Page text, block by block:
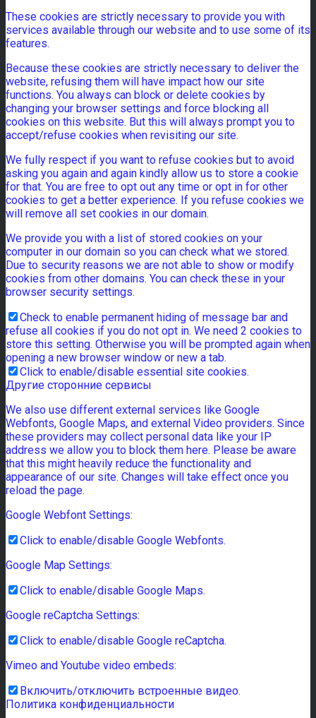
These cookies are strictly necessary to provide you with
services available through our website and to use some of its
features.
Because these cookies are strictly necessary to deliver the
website, refusing them will have impact how our site
functions. You always can block or delete cookies by
changing your browser settings and force blocking all
cookies on this website. But this will always prompt you to
accept/refuse cookies when revisiting our site.
We fully respect if you want to refuse cookies but to avoid
asking you again and again kindly allow us to store a cookie
for that. You are free to opt out any time or opt in for other
cookies to get a better experience. If you refuse cookies we
will remove all set cookies in our domain.
We provide you with a list of stored cookies on your
computer in our domain so you can check what we stored.
Due to security reasons we are not able to show or modify
cookies from other domains. You can check these in your
browser security settings.
Check to enable permanent hiding of message bar and
refuse all cookies if you do not opt in. We need 2 cookies to
store this setting. Otherwise you will be prompted again when
opening a new browser window or new a tab.
Click to enable/disable essential site cookies.
Другие сторонние сервисы
We also use different external services like Google
Webfonts, Google Maps, and external Video providers. Since
these providers may collect personal data like your IP
address we allow you to block them here. Please be aware
that this might heavily reduce the functionality and
appearance of our site. Changes will take effect once you
reload the page.
Google Webfont Settings:
Click to enable/disable Google Webfonts.
Google Map Settings:
Click to enable/disable Google Maps.
Google reCaptcha Settings:
Click to enable/disable Google reCaptcha.
Vimeo and Youtube video embeds:
Включить/отключить встроенные видео.
Политика конфиденциальности